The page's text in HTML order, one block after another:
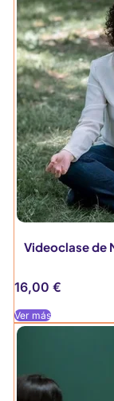
Videoclase de
16,00 €
Ver más